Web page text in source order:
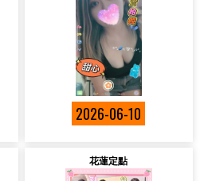
2026-06-10
花蓮定點